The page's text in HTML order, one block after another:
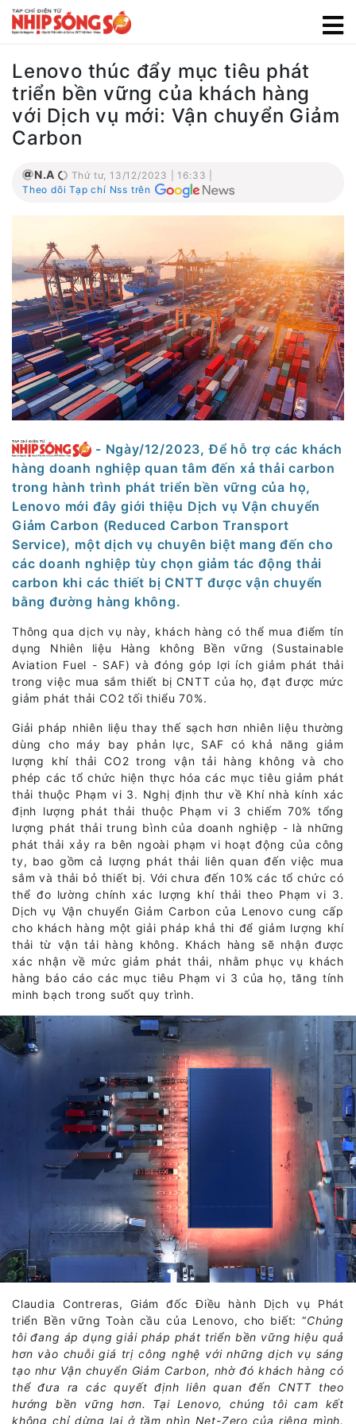
Lenovo thúc đẩy mục tiêu phát
triển bền vững của khách hàng
với Dịch vụ mới: Vận chuyển Giảm
Carbon
N.A
Thứ tư, 13/12/2023 | 16:33 |
Theo dõi Tạp chí Nss trên
- Ngày/12/2023, Để hỗ trợ các khách
hàng doanh nghiệp quan tâm đến xả thải carbon
trong hành trình phát triển bền vững của họ,
Lenovo mới đây giới thiệu Dịch vụ Vận chuyển
Giảm Carbon (Reduced Carbon Transport
Service), một dịch vụ chuyên biệt mang đến cho
các doanh nghiệp tùy chọn giảm tác động thải
carbon khi các thiết bị CNTT được vận chuyển
bằng đường hàng không.
Thông qua dịch vụ này, khách hàng có thể mua điểm tín
dụng Nhiên liệu Hàng không Bền vững (Sustainable
Aviation Fuel - SAF) và đóng góp lợi ích giảm phát thải
trong việc mua sắm thiết bị CNTT của họ, đạt được mức
giảm phát thải CO2 tối thiểu 70%.
Giải pháp nhiên liệu thay thế sạch hơn nhiên liệu thường
dùng cho máy bay phản lực, SAF có khả năng giảm
lượng khí thải CO2 trong vận tải hàng không và cho
phép các tổ chức hiện thực hóa các mục tiêu giảm phát
thải thuộc Phạm vi 3. Nghị định thư về Khí nhà kính xác
định lượng phát thải thuộc Phạm vi 3 chiếm 70% tổng
lượng phát thải trung bình của doanh nghiệp - là những
phát thải xảy ra bên ngoài phạm vi hoạt động của công
ty, bao gồm cả lượng phát thải liên quan đến việc mua
sắm và thải bỏ thiết bị. Với chưa đến 10% các tổ chức có
thể đo lường chính xác lượng khí thải theo Phạm vi 3.
Dịch vụ Vận chuyển Giảm Carbon của Lenovo cung cấp
cho khách hàng một giải pháp khả thi để giảm lượng khí
thải từ vận tải hàng không. Khách hàng sẽ nhận được
xác nhận về mức giảm phát thải, nhằm phục vụ khách
hàng báo cáo các mục tiêu Phạm vi 3 của họ, tăng tính
minh bạch trong suốt quy trình.
Claudia Contreras, Giám đốc Điều hành Dịch vụ Phát
triển Bền vững Toàn cầu của Lenovo, cho biết: “Chúng
tôi đang áp dụng giải pháp phát triển bền vững hiệu quả
hơn vào chuỗi giá trị công nghệ với những dịch vụ sáng
tạo như Vận chuyển Giảm Carbon, nhờ đó khách hàng có
thể đưa ra các quyết định liên quan đến CNTT theo
hướng bền vững hơn. Tại Lenovo, chúng tôi cam kết
không chỉ dừng lại ở tầm nhìn Net-Zero của riêng mình.